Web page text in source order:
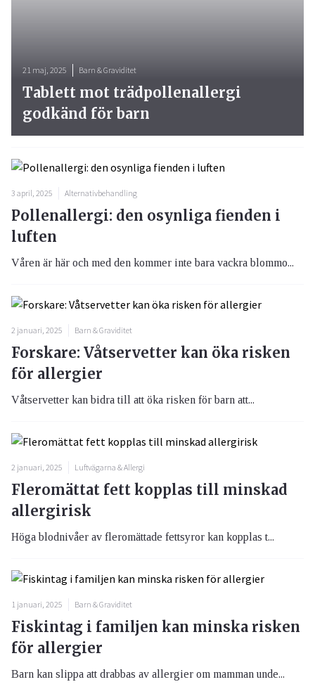
21 maj, 2025 Barn & Graviditet
Tablett mot trädpollenallergi
godkänd för barn
3 april, 2025 Alternativbehandling
Pollenallergi: den osynliga fienden i
luften
Våren är här och med den kommer inte bara vackra blommo...
2 januari, 2025 Barn & Graviditet
Forskare: Våtservetter kan öka risken
för allergier
Våtservetter kan bidra till att öka risken för barn att...
2 januari, 2025 Luftvägarna & Allergi
Fleromättat fett kopplas till minskad
allergirisk
Höga blodnivåer av fleromättade fettsyror kan kopplas t...
1 januari, 2025 Barn & Graviditet
Fiskintag i familjen kan minska risken
för allergier
Barn kan slippa att drabbas av allergier om mamman unde...